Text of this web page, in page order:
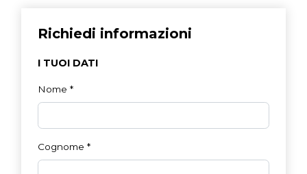
Richiedi informazioni
I TUOI DATI
Nome *
Cognome *